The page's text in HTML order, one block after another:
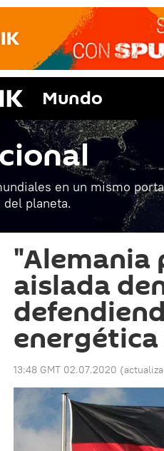
Mundo
en un mismo
planeta.
"Alemania
aislada
13:48 GMT 02.07.2020